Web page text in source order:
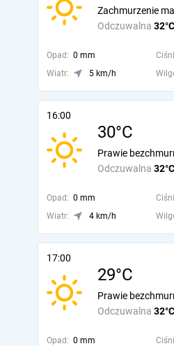
Odczuwalna 32°C
Zachmurzenie
Opad: 0 mm
Wiatr:
5 km/h
16:00
30°C
Odczuwalna 32°C
Prawie
Opad: 0 mm
Wiatr:
4 km/h
17:00
29°C
Odczuwalna 32°C
Prawie
Opad: 0 mm